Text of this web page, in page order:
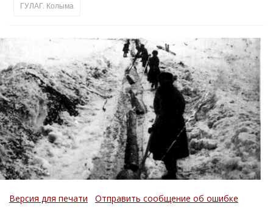
ГУЛАГ. Колыма
Версия для печати Отправить сообщение об ошибке